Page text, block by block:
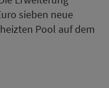
sieben neue
Pool auf dem